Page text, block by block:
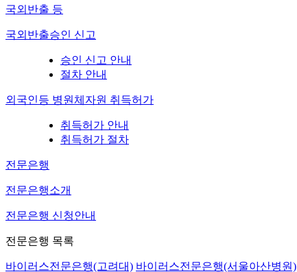
국외반출 등
국외반출승인 신고
승인 신고 안내
절차 안내
외국인등 병원체자원 취득허가
취득허가 안내
취득허가 절차
전문은행
전문은행소개
전문은행 신청안내
전문은행 목록
바이러스전문은행(고려대) 바이러스전문은행(서울아산병원)